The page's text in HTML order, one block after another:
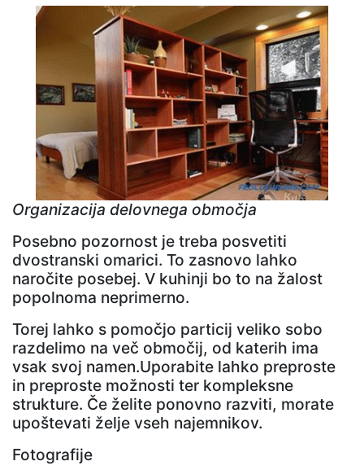
Organizacija delovnega območja
Posebno pozornost je treba posvetiti
dvostranski omarici. To zasnovo lahko
naročite posebej. V kuhinji bo to na žalost
popolnoma neprimerno.
Torej lahko s pomočjo particij veliko sobo
razdelimo na več območij, od katerih ima
vsak svoj namen.Uporabite lahko preproste
in preproste možnosti ter kompleksne
strukture. Če želite ponovno razviti, morate
upoštevati želje vseh najemnikov.
Fotografije